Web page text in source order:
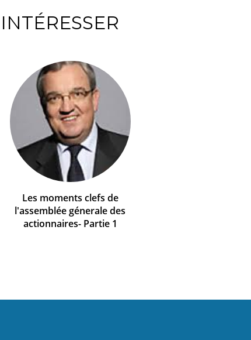
Les moments clefs de
l'assemblée génerale des
actionnaires- Partie 1